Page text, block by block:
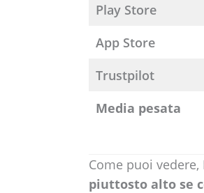
Play Store
App Store
Trustpilot
Media pesata
Come puoi vedere,
piuttosto alto se